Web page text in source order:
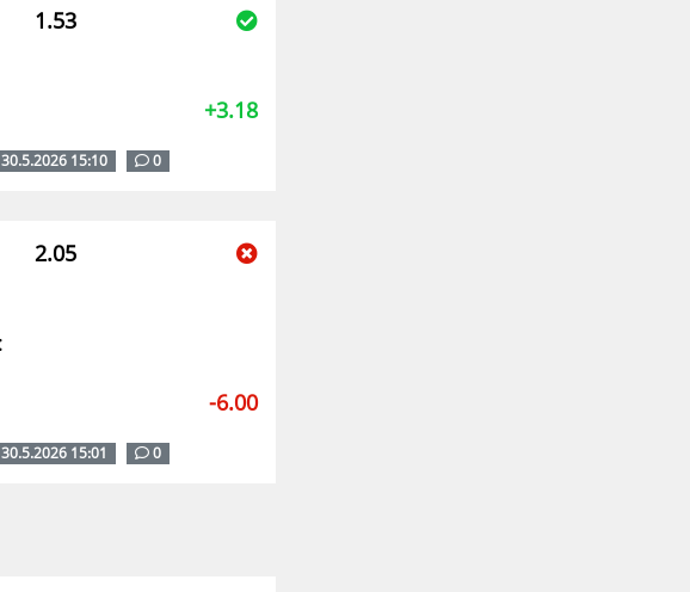
1.53
+3.18
15:10 0
2.05
-6.00
15:01 0